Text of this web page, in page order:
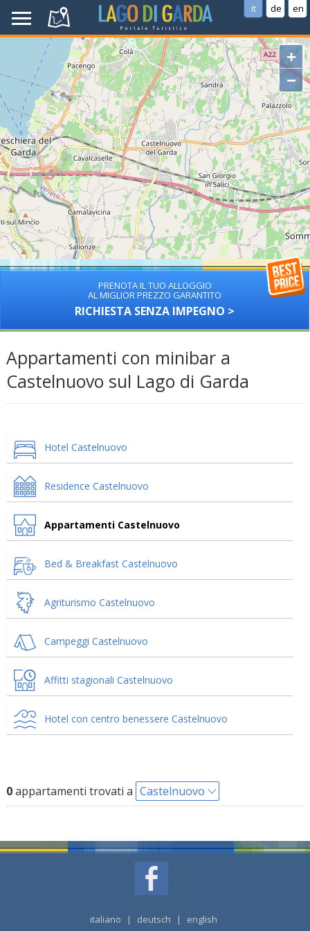
it de en
+
−
PRENOTA IL TUO ALLOGGIO
AL MIGLIOR PREZZO GARANTITO
RICHIESTA SENZA IMPEGNO >
Appartamenti con minibar a
Castelnuovo sul Lago di Garda
Hotel Castelnuovo
Residence Castelnuovo
Appartamenti Castelnuovo
Bed & Breakfast Castelnuovo
Agriturismo Castelnuovo
Campeggi Castelnuovo
Affitti stagionali Castelnuovo
Hotel con centro benessere Castelnuovo
0appartamenti trovati a Castelnuovo
italiano | deutsch | english